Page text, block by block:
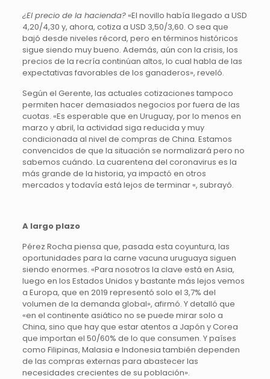
¿El precio de la hacienda?«El novillo había llegado a USD
4,20/4,30 y, ahora, cotiza a USD 3,50/3,60. O sea que
bajó desde niveles récord, pero en términos históricos
sigue siendo muy bueno. Además, aún con la crisis, los
precios de la recría continúan altos, lo cual habla de las
expectativas favorables de los ganaderos», reveló.
Según el Gerente, las actuales cotizaciones tampoco
permiten hacer demasiados negocios por fuera de las
cuotas. «Es esperable que en Uruguay, por lo menos en
marzo y abril, la actividad siga reducida y muy
condicionada al nivel de compras de China. Estamos
convencidos de que la situación se normalizará pero no
sabemos cuándo. La cuarentena del coronavirus es la
más grande de la historia, ya impactó en otros
mercados y todavía está lejos de terminar «, subrayó.
A largo plazo
Pérez Rocha piensa que, pasada esta coyuntura, las
oportunidades para la carne vacuna uruguaya siguen
siendo enormes. «Para nosotros la clave está en Asia,
luego en los Estados Unidos y bastante más lejos vemos
a Europa, que en 2019 representó solo el 3,7% del
volumen de la demanda global», afirmó. Y detalló que
«en el continente asiático no se puede mirar solo a
China, sino que hay que estar atentos a Japón y Corea
que importan el 50/60% de lo que consumen. Y países
como Filipinas, Malasia e Indonesia también dependen
de las compras externas para abastecer las
necesidades crecientes de su población».